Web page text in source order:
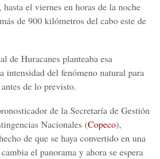
el viernes en horas de la noche
de 900 kilómetros del cabo este de
de Huracanes planteaba esa
intensidad del fenómeno natural para
de lo previsto.
de la Secretaría de Gestión
Nacionales (Copeco),
de que se haya convertido en una
el panorama y ahora se espera